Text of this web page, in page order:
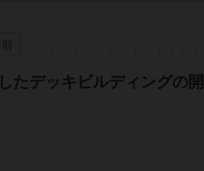
たデッキビルディングの